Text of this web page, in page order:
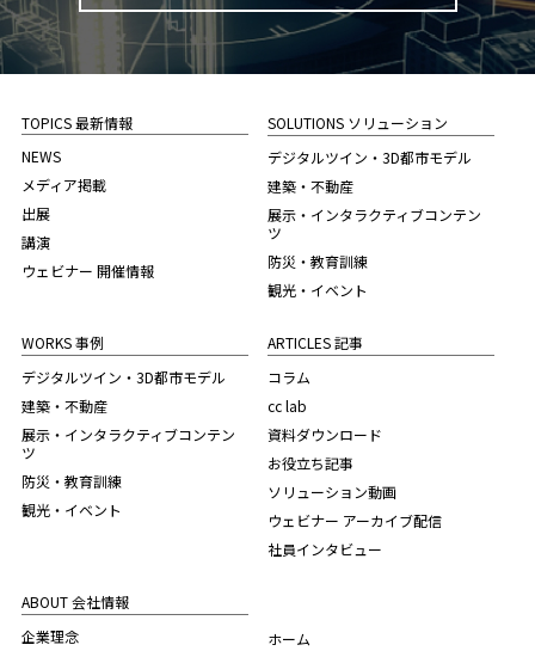
TOPICS 最新情報
NEWS
メディア掲載
出展
講演
ウェビナー 開催情報
WORKS 事例
デジタルツイン・3D都市モデル
建築・不動産
展示・インタラクティブコンテン
ツ
防災・教育訓練
観光・イベント
SOLUTIONS ソリューション
デジタルツイン・3D都市モデル
建築・不動産
展示・インタラクティブコンテン
ツ
防災・教育訓練
観光・イベント
ARTICLES 記事
コラム
cc lab
資料ダウンロード
お役立ち記事
ソリューション動画
ウェビナー アーカイブ配信
社員インタビュー
ABOUT 会社情報
企業理念
ホーム